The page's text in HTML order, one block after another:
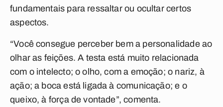
fundamentais para ressaltar ou ocultar certos
aspectos.
“Você consegue perceber bem a personalidade ao
olhar as feições. A testa está muito relacionada
com o intelecto; o olho, com a emoção; o nariz, à
ação; a boca está ligada à comunicação; e o
queixo, à força de vontade”, comenta.